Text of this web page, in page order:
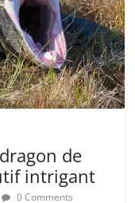
de
intrigant
0 Comments